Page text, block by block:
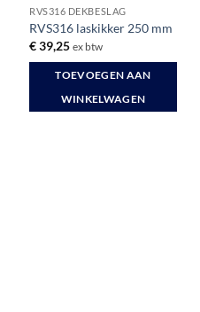
RVS316 DEKBESLAG
RVS316 laskikker 250 mm
€39,25 ex btw
TOEVOEGEN AAN
WINKELWAGEN